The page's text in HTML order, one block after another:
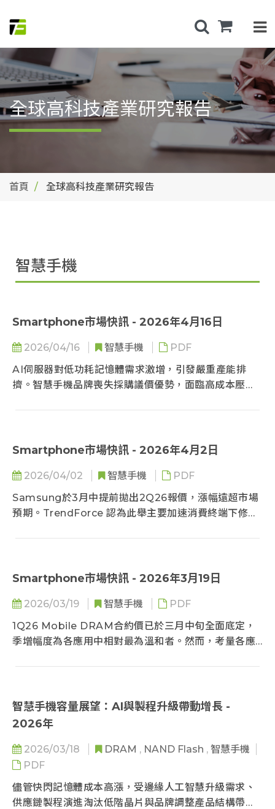
全球高科技產業研究報告
首頁 全球高科技產業研究報告
智慧手機
Smartphone市場快訊 - 2026年4月16日
2026/04/16 智慧手機
PDF
AI伺服器對低功耗記憶體需求激增，引發嚴重產能排
擠。智慧手機品牌喪失採購議價優勢，面臨高成本壓
Smartphone市場快訊 - 2026年4月2日
2026/04/02 智慧手機
PDF
Samsung於3月中提前拋出2Q26報價，漲幅遠超市場
預期。TrendForce 認為此舉主要加速消費終端下修，
未改變。
Smartphone市場快訊 - 2026年3月19日
2026/03/19 智慧手機
PDF
1Q26 Mobile DRAM合約價已於三月中旬全面底定，
季增幅度為各應用中相對最為溫和者。然而，考量各應
售價的情況，非中系大廠同樣面臨終端定價大考。整體
而言，2026年全球smartphone生產總數再度下修已
智慧手機容量展望：AI與製程升級帶動增長 -
2026年
2026/03/18 DRAM , NAND Flash , 智慧手機
PDF
儘管快閃記憶體成本高漲，受邊緣人工智慧升級需求、
供應鏈製程演進淘汰低階晶片與品牌調整產品結構帶